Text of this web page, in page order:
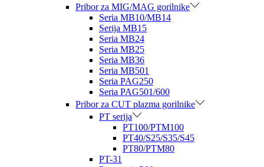
Pribor za MIG/MAG gorilnike
Seria MB10/MB14
Serija MB15
Seria MB24
Seria MB25
Seria MB36
Seria MB501
Seria PAG250
Seria PAG501/600
Pribor za CUT plazma gorilnike
PT serija
PT100/PTM100
PT40/S25/S35/S45
PT80/PTM80
PT-31